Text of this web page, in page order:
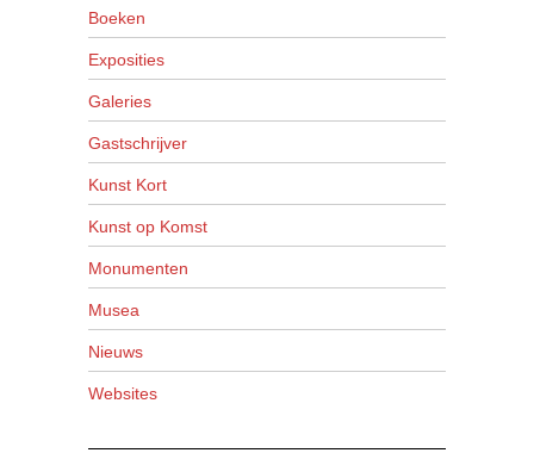
Boeken
Exposities
Galeries
Gastschrijver
Kunst Kort
Kunst op Komst
Monumenten
Musea
Nieuws
Websites